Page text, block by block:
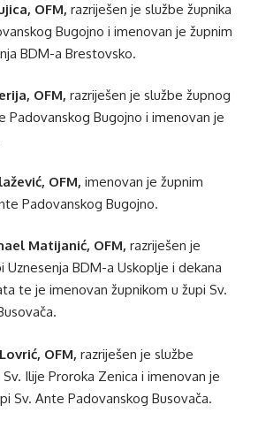
OFM, razriješen je službe župnika
Bugojno i imenovan je župnim
BDM-a Brestovsko.
OFM, razriješen je službe župnog
Padovanskog Bugojno i imenovan je
OFM, imenovan je župnim
Padovanskog Bugojno.
Matijanić, OFM, razriješen je
Uznesenja BDM-a Uskoplje i dekana
te je imenovan župnikom u župi Sv.
OFM, razriješen je službe
Ilije Proroka Zenica i imenovan je
Sv. Ante Padovanskog Busovača.